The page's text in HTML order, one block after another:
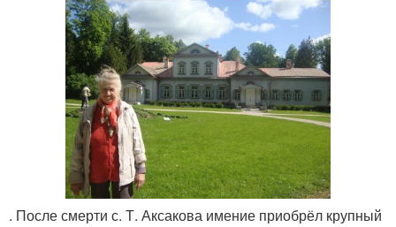
. После смерти с. Т. Аксакова имение приобрёл крупный